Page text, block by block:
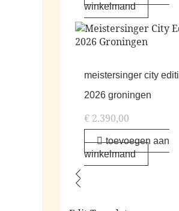
winkelmand
meistersinger city
2026 groningen
€ 2.390,00
toevoegen aan
winkelmand